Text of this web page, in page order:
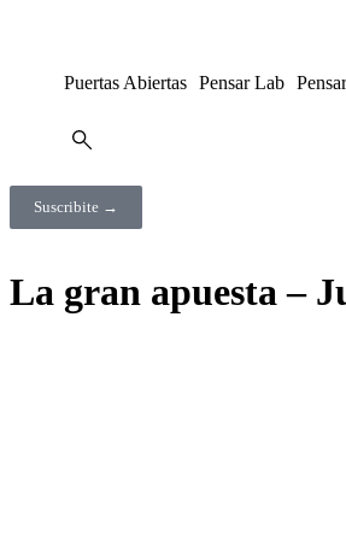
Puertas Abiertas Pensar Lab
Suscribite →
La gran apuesta –